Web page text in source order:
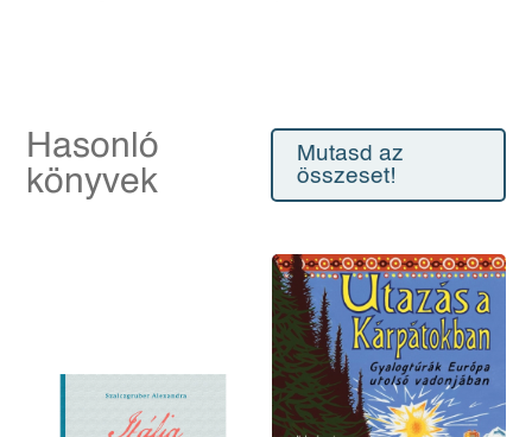
Hasonló
könyvek
Mutasd az
összeset!